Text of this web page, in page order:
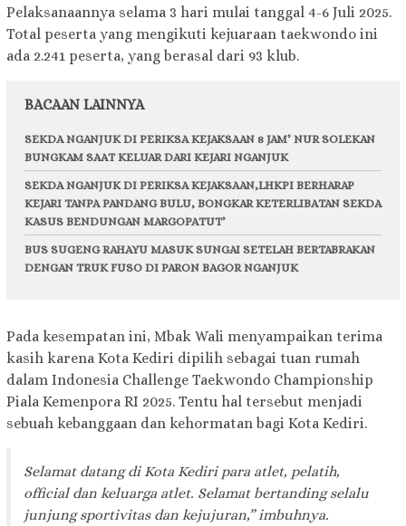
Pelaksanaannya selama 3 hari mulai tanggal 4-6 Juli 2025.
Total peserta yang mengikuti kejuaraan taekwondo ini
ada 2.241 peserta, yang berasal dari 93 klub.
BACAAN LAINNYA
SEKDA NGANJUK DI PERIKSA KEJAKSAAN 8 JAM’ NUR SOLEKAN
BUNGKAM SAAT KELUAR DARI KEJARI NGANJUK
SEKDA NGANJUK DI PERIKSA KEJAKSAAN,LHKPI BERHARAP
KEJARI TANPA PANDANG BULU, BONGKAR KETERLIBATAN SEKDA
KASUS BENDUNGAN MARGOPATUT’
BUS SUGENG RAHAYU MASUK SUNGAI SETELAH BERTABRAKAN
DENGAN TRUK FUSO DI PARON BAGOR NGANJUK
Pada kesempatan ini, Mbak Wali menyampaikan terima
kasih karena Kota Kediri dipilih sebagai tuan rumah
dalam Indonesia Challenge Taekwondo Championship
Piala Kemenpora RI 2025. Tentu hal tersebut menjadi
sebuah kebanggaan dan kehormatan bagi Kota Kediri.
Selamat datang di Kota Kediri para atlet, pelatih,
official dan keluarga atlet. Selamat bertanding selalu
junjung sportivitas dan kejujuran,” imbuhnya.